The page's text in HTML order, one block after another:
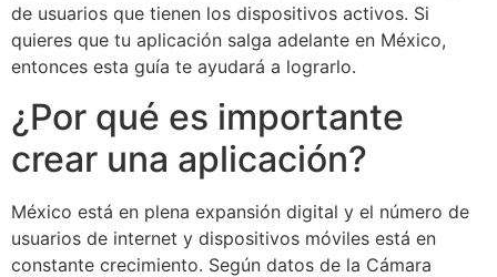
de usuarios que tienen los dispositivos activos. Si
quieres que tu aplicación salga adelante en México,
entonces esta guía te ayudará a lograrlo.
¿Por qué es importante
crear una aplicación?
México está en plena expansión digital y el número de
usuarios de internet y dispositivos móviles está en
constante crecimiento. Según datos de la Cámara